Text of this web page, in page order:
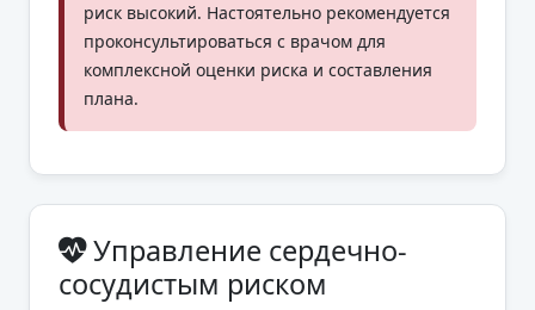
риск высокий. Настоятельно рекомендуется
проконсультироваться с врачом для
комплексной оценки риска и составления
плана.
Управление сердечно-
сосудистым риском